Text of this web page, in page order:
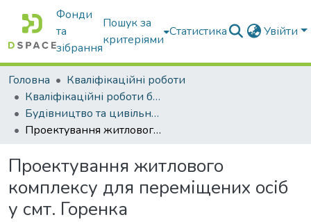
Фонди
та
зібрання
Пошук за
критеріями
Статистика Увійти
Головна
Кваліфікаційні роботи
Кваліфікаційні роботи бакалаврів
Будівництво та цивільна інженерія
Проектування житлового комплексу для переміщених осіб у смт. Горенка
Проектування житлового
комплексу для переміщених осіб
у смт. Горенка